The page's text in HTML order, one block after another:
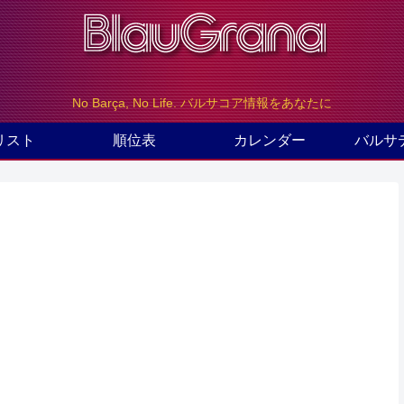
No Barça, No Life. バルサコア情報をあなたに
スト 順位表 カレンダー バルサ